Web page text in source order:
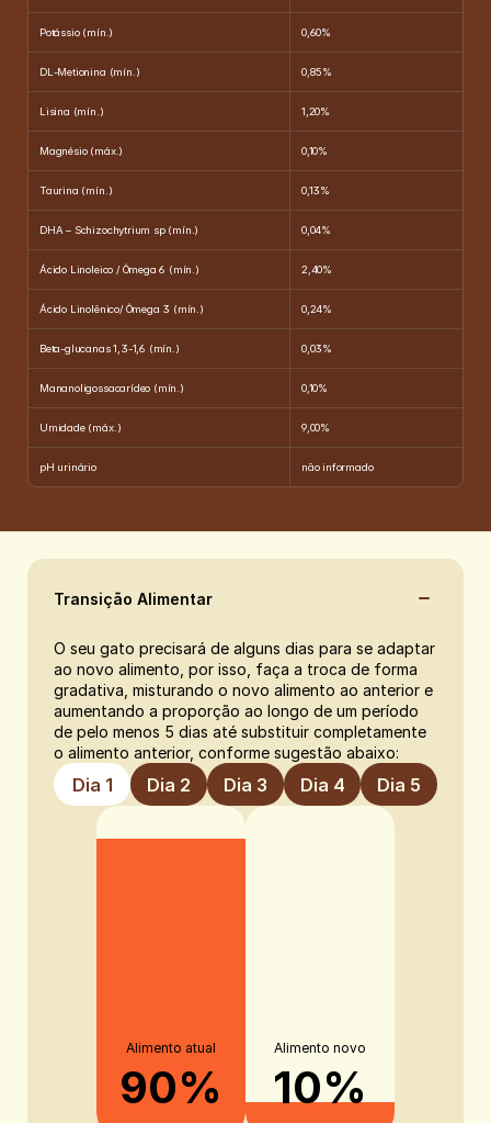
Potássio (mín.) 0,60%
DL-Metionina (mín.) 0,85%
Lisina (mín.) 1,20%
Magnésio (máx.) 0,10%
Taurina (mín.) 0,13%
DHA – Schizochytrium sp (mín.) 0,04%
Ácido Linoleico / Ômega 6 (mín.) 2,40%
Ácido Linolênico/ Ômega 3 (mín.) 0,24%
Beta-glucanas 1,3-1,6 (mín.) 0,03%
Mananoligossacarídeo (mín.) 0,10%
Umidade (máx.) 9,00%
pH urinário não informado
Transição Alimentar
O seu gato precisará de alguns dias para se adaptar
ao novo alimento, por isso, faça a troca de forma
gradativa, misturando o novo alimento ao anterior e
aumentando a proporção ao longo de um período
de pelo menos 5 dias até substituir completamente
o alimento anterior, conforme sugestão abaixo:
Dia 1 Dia 2 Dia 3 Dia 4 Dia 5
Alimento atual
90%
Alimento novo
10%